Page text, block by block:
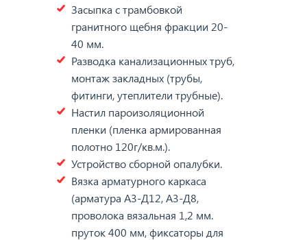
Засыпка с трамбовкой
гранитного щебня фракции 20-
40 мм.
Разводка канализационных труб,
монтаж закладных (трубы,
фитинги, утеплители трубные).
Настил пароизоляционной
пленки (пленка армированная
полотно 120г/кв.м.).
Устройство сборной опалубки.
Вязка арматурного каркаса
(арматура А3-Д12, А3-Д8,
проволока вязальная 1,2 мм.
пруток 400 мм, фиксаторы для